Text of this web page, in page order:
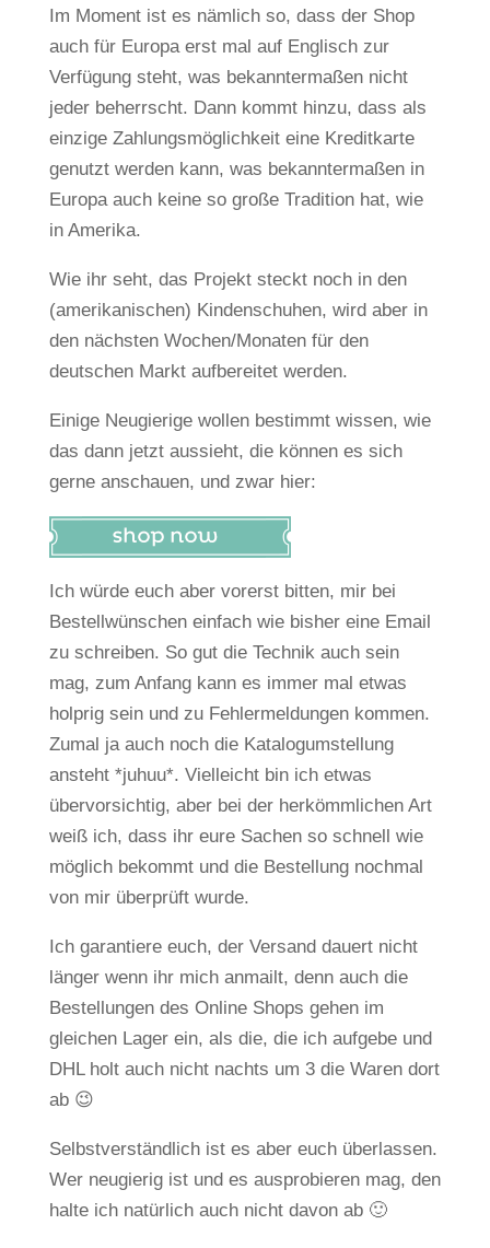
Im Moment ist es nämlich so, dass der Shop
auch für Europa erst mal auf Englisch zur
Verfügung steht, was bekanntermaßen nicht
jeder beherrscht. Dann kommt hinzu, dass als
einzige Zahlungsmöglichkeit eine Kreditkarte
genutzt werden kann, was bekanntermaßen in
Europa auch keine so große Tradition hat, wie
in Amerika.
Wie ihr seht, das Projekt steckt noch in den
(amerikanischen) Kindenschuhen, wird aber in
den nächsten Wochen/Monaten für den
deutschen Markt aufbereitet werden.
Einige Neugierige wollen bestimmt wissen, wie
das dann jetzt aussieht, die können es sich
gerne anschauen, und zwar hier:
Ich würde euch aber vorerst bitten, mir bei
Bestellwünschen einfach wie bisher eine Email
zu schreiben. So gut die Technik auch sein
mag, zum Anfang kann es immer mal etwas
holprig sein und zu Fehlermeldungen kommen.
Zumal ja auch noch die Katalogumstellung
ansteht *juhuu*. Vielleicht bin ich etwas
übervorsichtig, aber bei der herkömmlichen Art
weiß ich, dass ihr eure Sachen so schnell wie
möglich bekommt und die Bestellung nochmal
von mir überprüft wurde.
Ich garantiere euch, der Versand dauert nicht
länger wenn ihr mich anmailt, denn auch die
Bestellungen des Online Shops gehen im
gleichen Lager ein, als die, die ich aufgebe und
DHL holt auch nicht nachts um 3 die Waren dort
ab 😉
Selbstverständlich ist es aber euch überlassen.
Wer neugierig ist und es ausprobieren mag, den
halte ich natürlich auch nicht davon ab 🙂